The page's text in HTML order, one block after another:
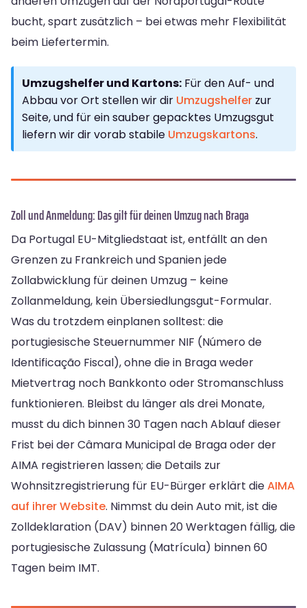
bucht, spart zusätzlich – bei etwas mehr Flexibilität
beim Liefertermin.
Umzugshelfer und Kartons: Für den Auf- und
Abbau vor Ort stellen wir dir Umzugshelfer zur
Seite, und für ein sauber gepacktes Umzugsgut
liefern wir dir vorab stabile Umzugskartons.
Zoll und Anmeldung: Das gilt für deinen Umzug nach Braga
Da Portugal EU-Mitgliedstaat ist, entfällt an den
Grenzen zu Frankreich und Spanien jede
Zollabwicklung für deinen Umzug – keine
Zollanmeldung, kein Übersiedlungsgut-Formular.
Was du trotzdem einplanen solltest: die
portugiesische Steuernummer NIF (Número de
Identificação Fiscal), ohne die in Braga weder
Mietvertrag noch Bankkonto oder Stromanschluss
funktionieren. Bleibst du länger als drei Monate,
musst du dich binnen 30 Tagen nach Ablauf dieser
Frist bei der Câmara Municipal de Braga oder der
AIMA registrieren lassen; die Details zur
Wohnsitzregistrierung für EU-Bürger erklärt dieAIMA
auf ihrer Website. Nimmst du dein Auto mit, ist die
Zolldeklaration (DAV) binnen 20 Werktagen fällig, die
portugiesische Zulassung (Matrícula) binnen 60
Tagen beim IMT.